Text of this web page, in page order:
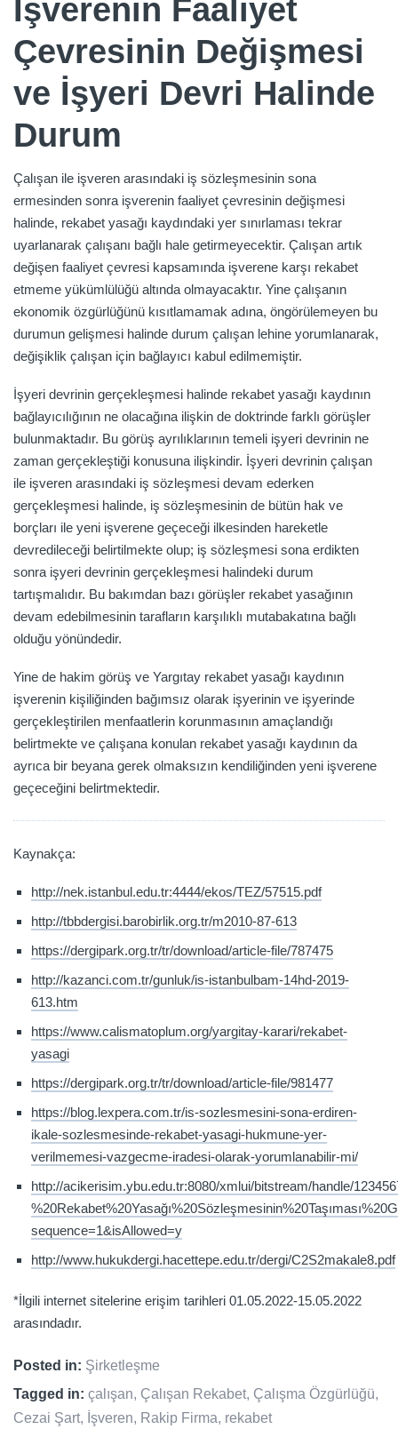
İşverenin Faaliyet
Çevresinin Değişmesi
ve İşyeri Devri Halinde
Durum
Çalışan ile işveren arasındaki iş sözleşmesinin sona
ermesinden sonra işverenin faaliyet çevresinin değişmesi
halinde, rekabet yasağı kaydındaki yer sınırlaması tekrar
uyarlanarak çalışanı bağlı hale getirmeyecektir. Çalışan artık
değişen faaliyet çevresi kapsamında işverene karşı rekabet
etmeme yükümlülüğü altında olmayacaktır. Yine çalışanın
ekonomik özgürlüğünü kısıtlamamak adına, öngörülemeyen bu
durumun gelişmesi halinde durum çalışan lehine yorumlanarak,
değişiklik çalışan için bağlayıcı kabul edilmemiştir.
İşyeri devrinin gerçekleşmesi halinde rekabet yasağı kaydının
bağlayıcılığının ne olacağına ilişkin de doktrinde farklı görüşler
bulunmaktadır. Bu görüş ayrılıklarının temeli işyeri devrinin ne
zaman gerçekleştiği konusuna ilişkindir. İşyeri devrinin çalışan
ile işveren arasındaki iş sözleşmesi devam ederken
gerçekleşmesi halinde, iş sözleşmesinin de bütün hak ve
borçları ile yeni işverene geçeceği ilkesinden hareketle
devredileceği belirtilmekte olup; iş sözleşmesi sona erdikten
sonra işyeri devrinin gerçekleşmesi halindeki durum
tartışmalıdır. Bu bakımdan bazı görüşler rekabet yasağının
devam edebilmesinin tarafların karşılıklı mutabakatına bağlı
olduğu yönündedir.
Yine de hakim görüş ve Yargıtay rekabet yasağı kaydının
işverenin kişiliğinden bağımsız olarak işyerinin ve işyerinde
gerçekleştirilen menfaatlerin korunmasının amaçlandığı
belirtmekte ve çalışana konulan rekabet yasağı kaydının da
ayrıca bir beyana gerek olmaksızın kendiliğinden yeni işverene
geçeceğini belirtmektedir.
Kaynakça:
http://nek.istanbul.edu.tr:4444/ekos/TEZ/57515.pdf
http://tbbdergisi.barobirlik.org.tr/m2010-87-613
https://dergipark.org.tr/tr/download/article-file/787475
http://kazanci.com.tr/gunluk/is-istanbulbam-14hd-2019-
613.htm
https://www.calismatoplum.org/yargitay-karari/rekabet-
yasagi
https://dergipark.org.tr/tr/download/article-file/981477
https://blog.lexpera.com.tr/is-sozlesmesini-sona-erdiren-
ikale-sozlesmesinde-rekabet-yasagi-hukmune-yer-
verilmemesi-vazgecme-iradesi-olarak-yorumlanabilir-mi/
http://acikerisim.ybu.edu.tr:8080/xmlui/bitstream/handle/
sequence=1&isAllowed=y
http://www.hukukdergi.hacettepe.edu.tr/dergi/C2S2makale8.pdf
*İlgili internet sitelerine erişim tarihleri 01.05.2022-15.05.2022
arasındadır.
Posted in: Şirketleşme
Tagged in: çalışan, Çalışan Rekabet, Çalışma Özgürlüğü,
Cezai Şart, İşveren, Rakip Firma, rekabet